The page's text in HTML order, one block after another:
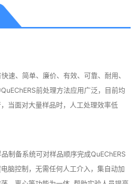
速、简单、廉价、有效、可靠、耐用、
前处理方法应用广泛，目前均
当面对大量样品时，人工处理效率低
制备系统可对样品顺序完成QuEChERS
脑控制，无需任何人工介入，集自动加